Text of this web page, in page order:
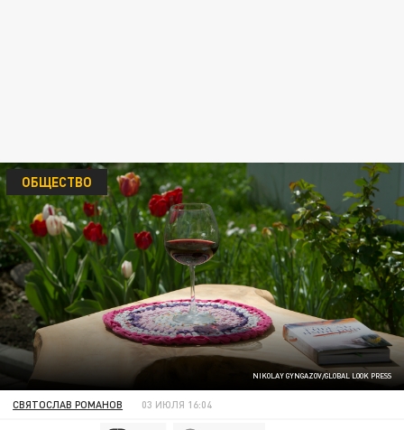
NIKOLAY GYNGAZOV/GLOBAL LOOK PRESS
ОБЩЕСТВО
СВЯТОСЛАВ РОМАНОВ 03 ИЮЛЯ 16:04